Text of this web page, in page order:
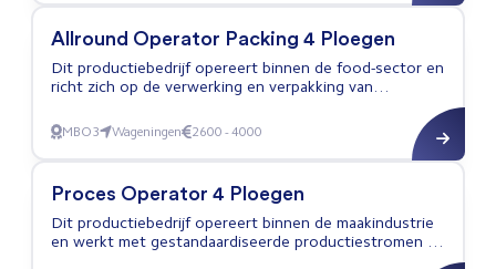
Allround Operator Packing 4 Ploegen
Dit productiebedrijf opereert binnen de food-sector en
richt zich op de verwerking en verpakking van
sauzen; De organisatie gebruikt moderne
productielijnen met aandacht voor procesverbetering
MBO3 Wageningen 2600 - 4000
Allround Operator Packing 4 Ploegen
Proces Operator 4 Ploegen
Dit productiebedrijf opereert binnen de maakindustrie
en werkt met gestandaardiseerde productiestromen en